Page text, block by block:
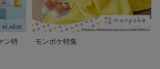
ン特
モンポケ特集